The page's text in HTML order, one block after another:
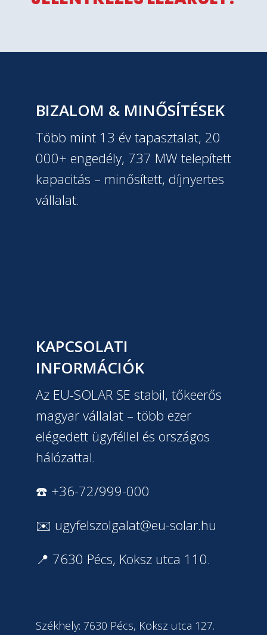
BIZALOM & MINŐSÍTÉSEK
Több mint 13 év tapasztalat, 20
000+ engedély, 737 MW telepített
kapacitás – minősített, díjnyertes
vállalat.
KAPCSOLATI
INFORMÁCIÓK
Az EU-SOLAR SE stabil, tőkeerős
magyar vállalat – több ezer
elégedett ügyféllel és országos
hálózattal.
☎️ +36-72/999-000
✉️ ugyfelszolgalat@eu-solar.hu
📍 7630 Pécs, Koksz utca 110.
Székhely: 7630 Pécs, Koksz utca 127.